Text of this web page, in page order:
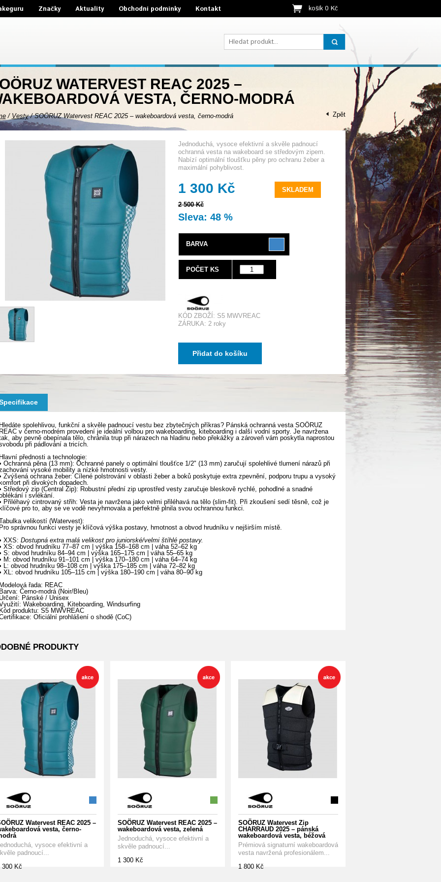
Značky Aktuality Obchodní podmínky Kontakt košík 0 Kč
WATERVEST REAC 2025 –
VESTA, ČERNO-MODRÁ
/ Vesty/SOÖRUZ Watervest REAC 2025 – wakeboardová vesta, černo-modrá Zpět
Jednoduchá, vysoce efektivní a skvěle padnoucí
ochranná vesta na wakeboard se středovým zipem.
Nabízí optimální tloušťku pěny pro ochranu žeber a
maximální pohyblivost.
1 300 Kč
2 500 Kč
Sleva: 48 %
SKLADEM
BARVA
POČET KS
KÓD ZBOŽÍ: S5 MWVREAC
ZÁRUKA: 2 roky
Přidat do košíku
spolehlivou, funkční a skvěle padnoucí vestu bez zbytečných příkras? Pánská ochranná vesta SOÖRUZ
v černo-modrém provedení je ideální volbou pro wakeboarding, kiteboarding i další vodní sporty. Je navržena
aby pevně obepínala tělo, chránila trup při nárazech na hladinu nebo překážky a zároveň vám poskytla naprostou
při pádlování a tricích.
přednosti a technologie:
Ochranná pěna (13 mm): Ochranné panely o optimální tloušťce 1/2" (13 mm) zaručují spolehlivé tlumení nárazů při
vysoké mobility a nízké hmotnosti vesty.
Zvýšená ochrana žeber: Cílené polstrování v oblasti žeber a boků poskytuje extra zpevnění, podporu trupu a vysoký
při divokých dopadech.
Středový zip (Central Zip): Robustní přední zip uprostřed vesty zaručuje bleskově rychlé, pohodlné a snadné
i svlékání.
Přiléhavý cintrovaný střih: Vesta je navržena jako velmi přiléhavá na tělo (slim-fit). Při zkoušení sedí těsně, což je
pro to, aby se ve vodě nevyhrnovala a perfektně plnila svou ochrannou funkci.
velikostí (Watervest):
správnou funkci vesty je klíčová výška postavy, hmotnost a obvod hrudníku v nejširším místě.
XXS: Dostupná extra malá velikost pro juniorské/velmi štíhlé postavy.
XS: obvod hrudníku 77–87 cm | výška 158–168 cm | váha 52–62 kg
S: obvod hrudníku 84–94 cm | výška 165–175 cm | váha 55–65 kg
M: obvod hrudníku 91–101 cm | výška 170–180 cm | váha 64–74 kg
L: obvod hrudníku 98–108 cm | výška 175–185 cm | váha 72–82 kg
XL: obvod hrudníku 105–115 cm | výška 180–190 cm | váha 80–90 kg
řada: REAC
Černo-modrá (Noir/Bleu)
Pánské / Unisex
Wakeboarding, Kiteboarding, Windsurfing
produktu: S5 MWVREAC
Oficiální prohlášení o shodě (CoC)
PRODUKTY
Watervest REAC 2025 –
vesta, černo-
vysoce efektivní a
padnoucí...
300 Kč
SOÖRUZ Watervest REAC 2025 –
wakeboardová vesta, zelená
Jednoduchá, vysoce efektivní a
skvěle padnoucí...
1 300 Kč
SOÖRUZ Watervest Zip
CHARRAUD 2025 – pánská
wakeboardová vesta, béžová
Prémiová signaturní wakeboardová
vesta navržená profesionálem...
1 800 Kč